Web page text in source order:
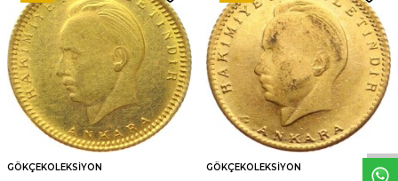
W
h
t
s
p
p
D
e
s
e
H
a
t
t
GÖKÇEKOLEKSIYON GÖKÇEKOLEKSIYON